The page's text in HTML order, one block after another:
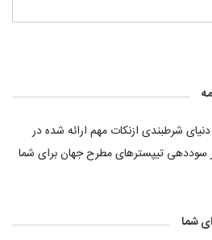
شرطبندی ازنکات مهم ارائه شده در
سوددهی تیپسترهای مطرح جهان برای شما
شما